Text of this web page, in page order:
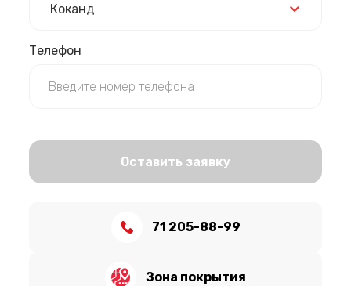
Коканд
Телефон
Оставить заявку
71 205-88-99
Зона покрытия